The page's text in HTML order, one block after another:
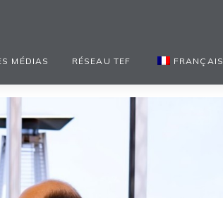
MÉDIAS RÉSEAU TEF FRANÇAIS